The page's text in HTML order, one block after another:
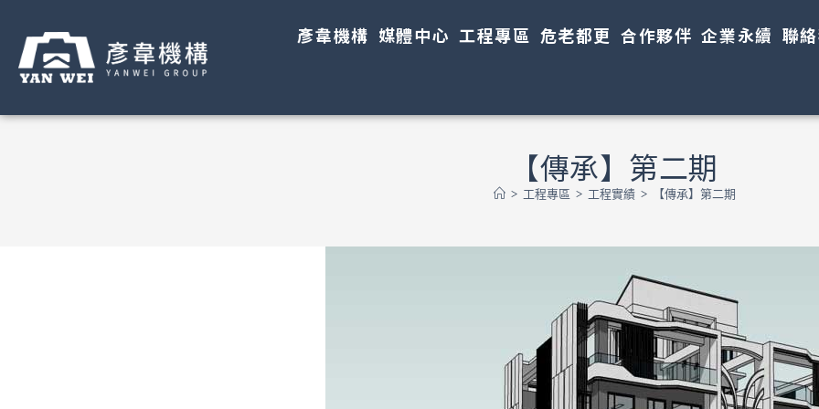
彥韋機構 媒體中心 工程專區 危老都更 合作夥伴 企業永續 聯
【傳承】第二期
> 工程專區 > 工程實績 > 【傳承】第二期